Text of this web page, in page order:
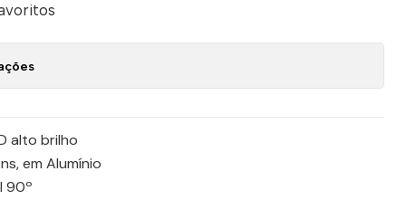
alto brilho
em Alumínio
90º